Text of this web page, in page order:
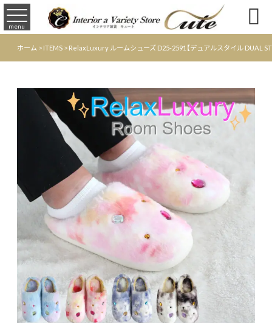
menu 
ホーム >ITEMS >RelaxLuxury ルームシューズ D25-2591【デュアルスタイル DUAL